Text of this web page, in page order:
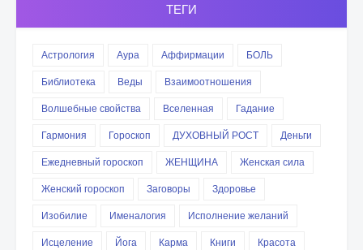
ТЕГИ
Астрология Аура Аффирмации
БОЛЬ
Библиотека
Веды
Взаимоотношения
Волшебные свойства
Вселенная
Гадание
Гармония
Гороскоп ДУХОВНЫЙ РОСТ
Деньги
Ежедневный гороскоп
ЖЕНЩИНА
Женская сила
Женский гороскоп
Заговоры
Здоровье
Изобилие
Именалогия
Исполнение желаний
Исцеление
Йога Карма Книги
Красота